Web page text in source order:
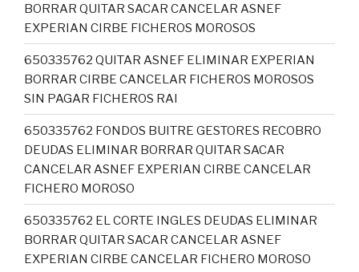
BORRAR QUITAR SACAR CANCELAR ASNEF
EXPERIAN CIRBE FICHEROS MOROSOS
650335762 QUITAR ASNEF ELIMINAR EXPERIAN
BORRAR CIRBE CANCELAR FICHEROS MOROSOS
SIN PAGAR FICHEROS RAI
650335762 FONDOS BUITRE GESTORES RECOBRO
DEUDAS ELIMINAR BORRAR QUITAR SACAR
CANCELAR ASNEF EXPERIAN CIRBE CANCELAR
FICHERO MOROSO
650335762 EL CORTE INGLES DEUDAS ELIMINAR
BORRAR QUITAR SACAR CANCELAR ASNEF
EXPERIAN CIRBE CANCELAR FICHERO MOROSO